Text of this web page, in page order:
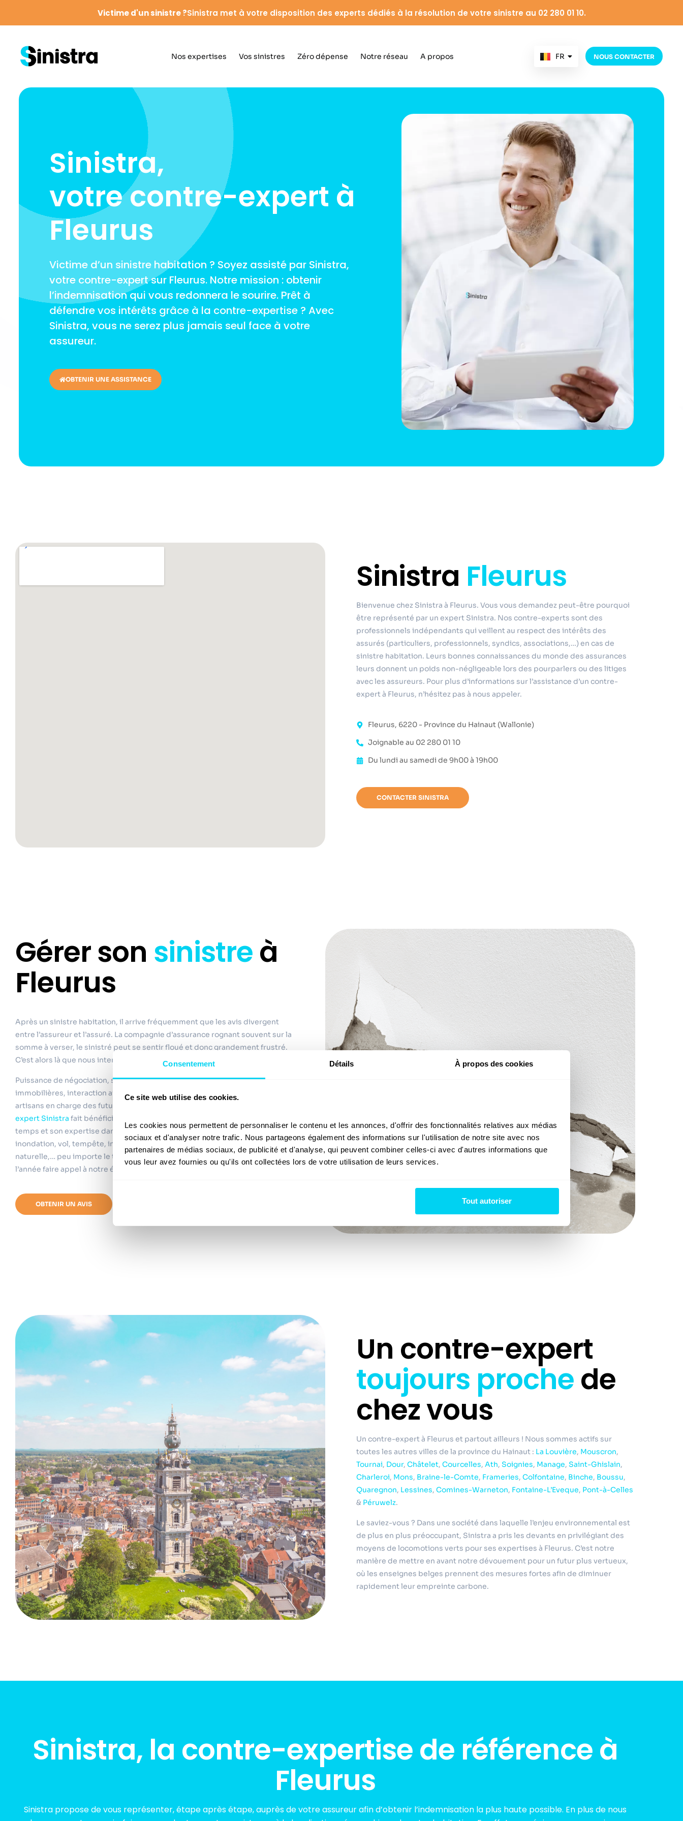
Consentement Détails À propos des cookies
Ce site web utilise des cookies.
Les cookies nous permettent de personnaliser le contenu et les annonces, d'offrir des fonctionnalités relatives aux médias
sociaux et d'analyser notre trafic. Nous partageons également des informations sur l'utilisation de notre site avec nos
partenaires de médias sociaux, de publicité et d'analyse, qui peuvent combiner celles-ci avec d'autres informations que
vous leur avez fournies ou qu'ils ont collectées lors de votre utilisation de leurs services.
Tout autoriser
Victime d'un sinistre ?Sinistra met à votre disposition des experts dédiés à la résolution de votre sinistre au 02 280 01 10.
Nos expertises Vos sinistres Zéro dépense Notre réseau A propos FR
NL NOUS CONTACTER
Sinistra,
votre contre-expert à
Fleurus
Victime d’un sinistre habitation ? Soyez assisté par Sinistra,
votre contre-expert sur Fleurus. Notre mission : obtenir
l’indemnisation qui vous redonnera le sourire. Prêt à
défendre vos intérêts grâce à la contre-expertise ? Avec
Sinistra, vous ne serez plus jamais seul face à votre
assureur.
OBTENIR UNE ASSISTANCE
Sinistra Fleurus
Bienvenue chez Sinistra à Fleurus. Vous vous demandez peut-être pourquoi
être représenté par un expert Sinistra. Nos contre-experts sont des
professionnels indépendants qui veillent au respect des intérêts des
assurés (particuliers, professionnels, syndics, associations,…) en cas de
sinistre habitation. Leurs bonnes connaissances du monde des assurances
leurs donnent un poids non-négligeable lors des pourparlers ou des litiges
avec les assureurs. Pour plus d’informations sur l’assistance d’un contre-
expert à Fleurus, n’hésitez pas à nous appeler.
Fleurus, 6220 - Province du Hainaut (Wallonie)
Joignable au 02 280 01 10
Du lundi au samedi de 9h00 à 19h00
CONTACTER SINISTRA
Gérer son sinistreà
Fleurus
Après un sinistre habitation, il arrive fréquemment que les avis divergent
entre l’assureur et l’assuré. La compagnie d’assurance rognant souvent sur la
somme à verser, le sinistré peut se sentir floué et donc grandement frustré.
C’est alors là que nous intervenons.
Puissance de négociation, savoir juridique, évaluations mobilières &
immobilières, interaction avec les assureurs, les experts d’assurance et les
artisans en charge des futurs travaux, calcul des indemnités, etc : le
expert Sinistra fait bénéficier aux sinistrés sa compétence, son réseau, son
temps et son expertise dans des domaines variés & pointus. Dégât des eaux,
inondation, vol, tempête, incendie, vandalisme, sécheresse, catastrophe
naturelle,… peu importe le type de sinistre, vous pouvez tout au long de
l’année faire appel à notre équipe en toute confiance.
OBTENIR UN AVIS
Un contre-expert
toujours prochede
chez vous
Un contre-expert à Fleurus et partout ailleurs ! Nous sommes actifs sur
toutes les autres villes de la province du Hainaut : La Louvière, Mouscron,
Tournai, Dour, Châtelet, Courcelles, Ath, Soignies, Manage, Saint-Ghislain,
Charleroi, Mons, Braine-le-Comte, Frameries, Colfontaine, Binche, Boussu,
Quaregnon, Lessines, Comines-Warneton, Fontaine-L’Eveque, Pont-à-Celles
& Péruwelz.
Le saviez-vous ? Dans une société dans laquelle l’enjeu environnemental est
de plus en plus préoccupant, Sinistra a pris les devants en privilégiant des
moyens de locomotions verts pour ses expertises à Fleurus. C’est notre
manière de mettre en avant notre dévouement pour un futur plus vertueux,
où les enseignes belges prennent des mesures fortes afin de diminuer
rapidement leur empreinte carbone.
Sinistra, la contre-expertise de référence à
Fleurus
Sinistra propose de vous représenter, étape après étape, auprès de votre assureur afin d’obtenir l’indemnisation la plus haute possible. En plus de nous